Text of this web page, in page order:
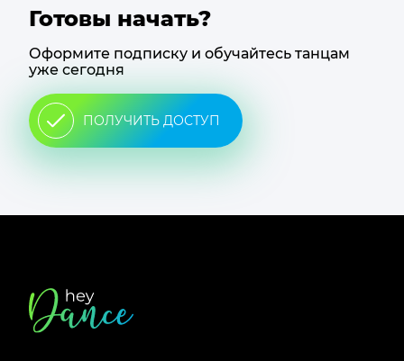
Готовы начать?
Оформите подписку и обучайтесь танцам
уже сегодня
ПОЛУЧИТЬ ДОСТУП
Футер
сайта